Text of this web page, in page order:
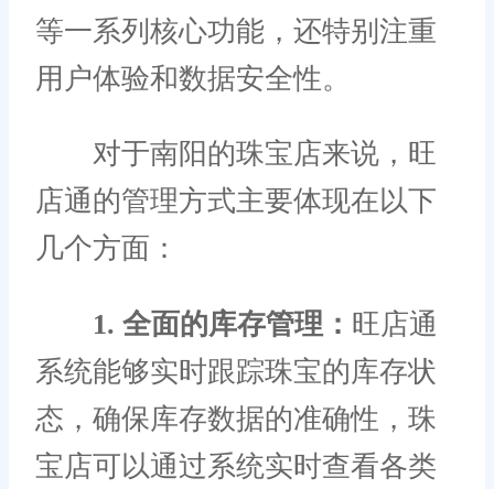
等一系列核心功能，还特别注重
用户体验和数据安全性。
对于南阳的珠宝店来说，旺
店通的管理方式主要体现在以下
几个方面：
1. 全面的库存管理： 旺店通
系统能够实时跟踪珠宝的库存状
态，确保库存数据的准确性，珠
宝店可以通过系统实时查看各类